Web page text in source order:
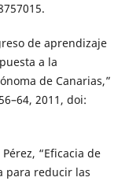
de aprendizaje
a la
de Canarias,”
2011, doi:
“Eficacia de
para reducir las